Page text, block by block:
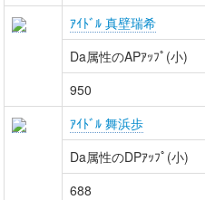
ｱｲﾄﾞﾙ 真壁瑞希
Da属性のAPｱｯﾌﾟ(小)
950
ｱｲﾄﾞﾙ 舞浜歩
Da属性のDPｱｯﾌﾟ(小)
688